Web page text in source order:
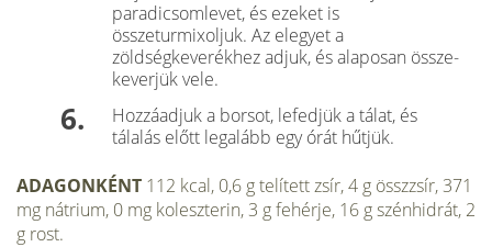
paradicsom­levet, és ezeket is
összeturmixoljuk. Az elegyet a
zöldségkeverékhez adjuk, és alaposan össze­
keverjük vele.
Hozzáadjuk a borsot, lefedjük a tálat, és
tálalás előtt legalább egy órát hűtjük.
ADAGONKÉNT 112 kcal, 0,6 g telített zsír, 4 g összzsír, 371
mg nátrium, 0 mg koleszterin, 3 g fehérje, 16 g szénhidrát, 2
g rost.